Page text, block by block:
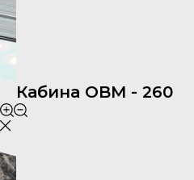
Кабина OBM - 260